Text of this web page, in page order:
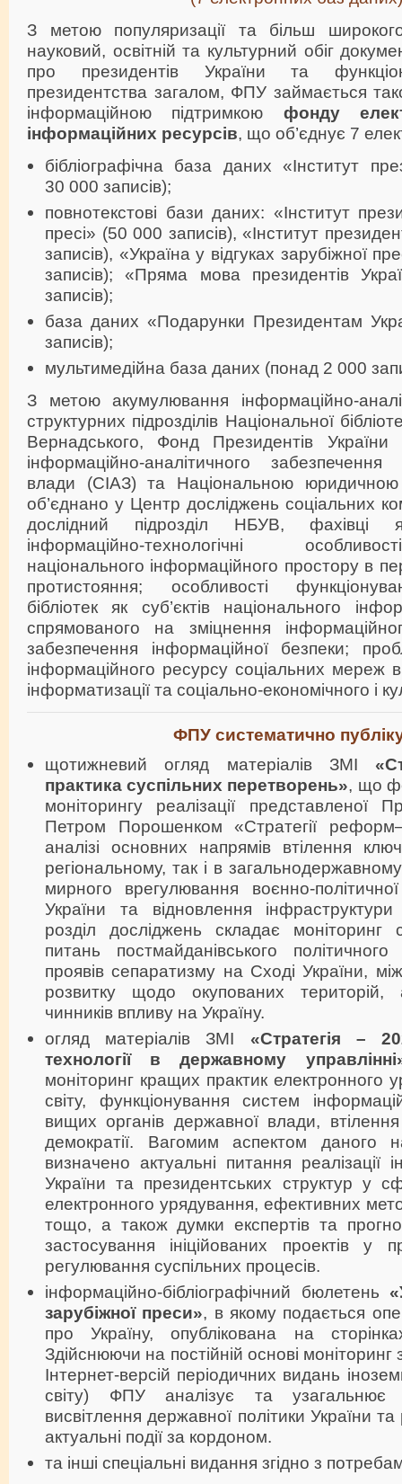
З метою популяризації та більш
науковий, освітній та культурний обіг
про президентів України та
президентства загалом, ФПУ займається
інформаційною підтримкою фонду
інформаційних ресурсів, що об’єднує 7
бібліографічна база даних «Інститут
30 000 записів);
повнотекстові бази даних: «Інститут
пресі» (50 000 записів), «Інститут
записів), «Україна у відгуках зарубіжної
записів); «Пряма мова президентів
записів);
база даних «Подарунки Президентам
записів);
мультимедійна база даних (понад 2 000
З метою акумулювання інформаційно-
структурних підрозділів Національної
Вернадського, Фонд Президентів
інформаційно-аналітичного
влади (СІАЗ) та Національною
об’єднано у Центр досліджень соціальних
дослідний підрозділ НБУВ, фахівці
інформаційно-технологічні
національного інформаційного простору в
протистояння; особливості
бібліотек як суб’єктів національного
спрямованого на зміцнення
забезпечення інформаційної безпеки;
інформаційного ресурсу соціальних мереж
інформатизації та соціально-економічного і
ФПУ систематично
щотижневий огляд матеріалів ЗМІ
практика суспільних перетворень», що
моніторингу реалізації представленої
Петром Порошенком «Стратегії
аналізі основних напрямів втілення
регіональному, так і в
мирного врегулювання воєнно-
України та відновлення
розділ досліджень складає моніторинг
питань постмайданівського
проявів сепаратизму на Сході України,
розвитку щодо окупованих територій,
чинників впливу на Україну.
огляд матеріалів ЗМІ «Стратегія –
технології в державному
моніторинг кращих практик електронного
світу, функціонування систем
вищих органів державної влади,
демократії. Вагомим аспектом даного
визначено актуальні питання реалізації
України та президентських структур у
електронного урядування, ефективних
тощо, а також думки експертів та
застосування ініційованих проектів у
регулювання суспільних процесів.
інформаційно-бібліографічний бюлетень
зарубіжної преси», в якому подається
про Україну, опублікована на
Здійснюючи на постійній основі моніторинг
Інтернет-версій періодичних видань
світу) ФПУ аналізує та узагальнює
висвітлення державної політики України та
актуальні події за кордоном.
та інші спеціальні видання згідно з